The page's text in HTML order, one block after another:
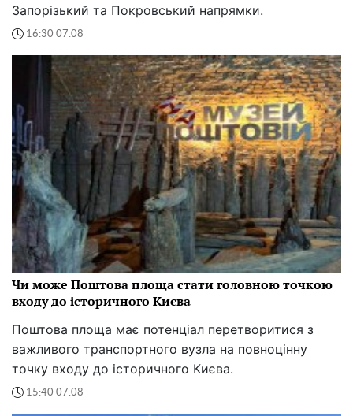
Запорізький та Покровський напрямки.
16:30 07.08
Чи може Поштова площа стати головною точкою
входу до історичного Києва
Поштова площа має потенціал перетворитися з
важливого транспортного вузла на повноцінну
точку входу до історичного Києва.
15:40 07.08